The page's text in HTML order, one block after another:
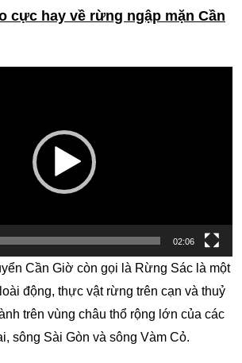
cực hay về rừng ngập mặn Cần
02:06
Cần Giờ còn gọi là Rừng Sác là một
động, thực vật rừng trên cạn và thuỷ
trên vùng châu thổ rộng lớn của các
sông Sài Gòn và sông Vàm Cỏ.